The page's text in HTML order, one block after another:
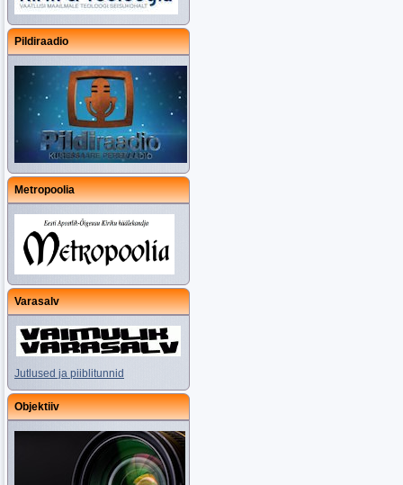
Pildiraadio
Metropoolia
Varasalv
Jutlused ja piiblitunnid
Objektiiv